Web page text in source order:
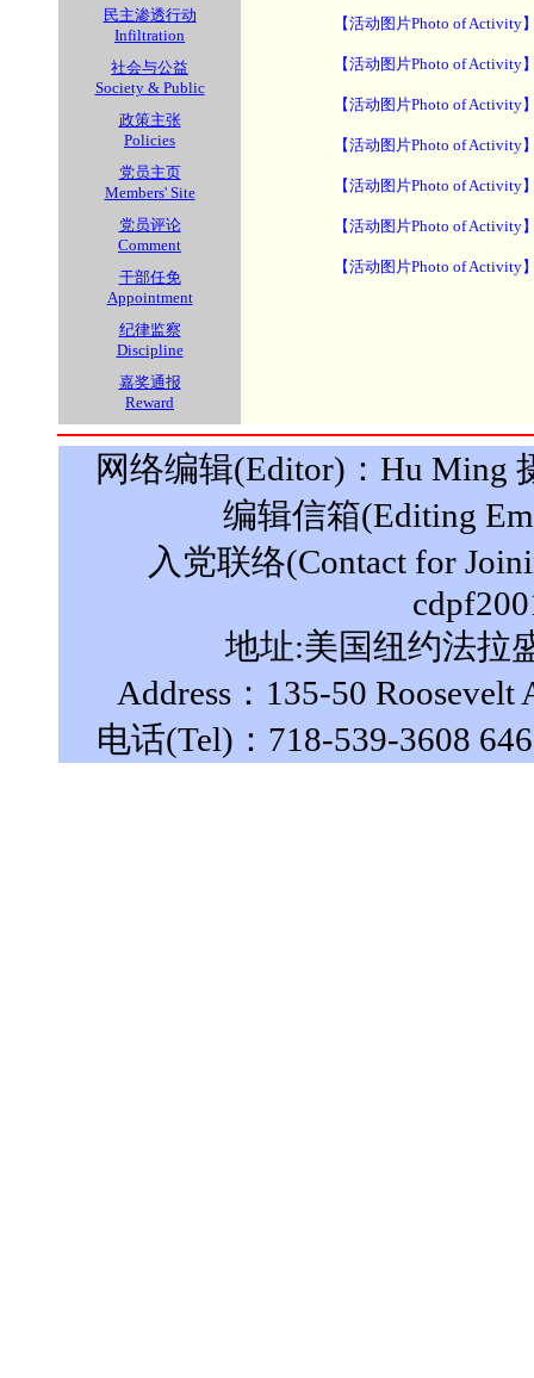
民主渗透行动
Infiltration
社会与公益
Society & Public
政策主张
Policies
党员主页
Members' Site
党员评论
Comment
干部任免
Appointment
纪律监察
Discipline
嘉奖通报
Reward
【活动图片Photo of Activity
【活动图片Photo of Activity
【活动图片Photo of Activity
【活动图片Photo of Activity
【活动图片Photo of Activity
【活动图片Photo of Activity
【活动图片Photo of Activity
网络编辑(Editor)：Hu Ming
编辑信箱(Editing
入党联络(Contact for
地址:美国纽约法拉
Address：135-50
电话(Tel)：718-539-3608